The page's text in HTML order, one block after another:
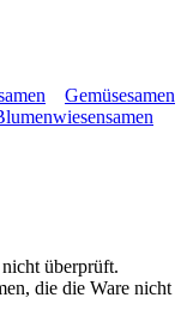
Gemüsesamen
überprüft.
die die Ware nicht